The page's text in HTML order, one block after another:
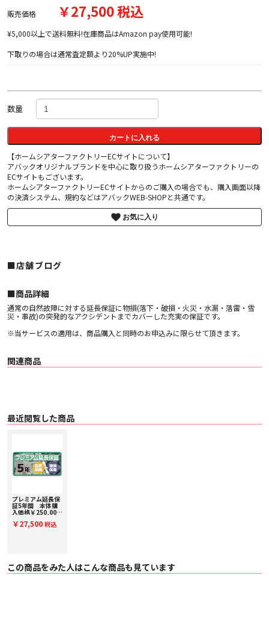
販売価格 ￥27,500 税込
¥5,000以上で送料無料!在庫商品はAmazon pay使用可能!
下取りの場合は通常査定額より20%UP実施中!
数量
カートに入れる
【ホームシアターファクトリーECサイトについて】
アバックオリジナルブランドを中心に取り扱うホームシアターファクトリーの
ECサイトもございます。
ホームシアターファクトリーECサイトからのご購入の場合でも、購入画面以降
の決済システム、規約などはアバックWEB-SHOPと共通です。
お気に入り
■店舗ブログ
■︎商品詳細
通常の自然故障に対する延長保証に物損(落下・破損・火災・水漏・落雷・雪
災・事故)の突発的なアクシデントまでカバーした充実の保証です。
※当サービスの適用は、商品購入と同時のお申込みに限らせて頂きます。
関連商品
最近閲覧した商品
プレミアム延長保
証5年間 本体購
入価格￥250,001
込) PE275000
￥27,500 税込
この商品をみた人はこんな商品も見ています